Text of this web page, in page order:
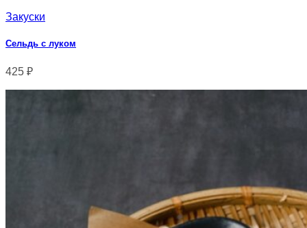
Закуски
Сельдь с луком
425 ₽